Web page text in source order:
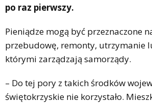
po raz pierwszy.
Pieniądze mogą być przeznaczone
przebudowę, remonty, utrzymanie
którymi zarządzają samorządy.
– Do tej pory z takich środków
świętokrzyskie nie korzystało.